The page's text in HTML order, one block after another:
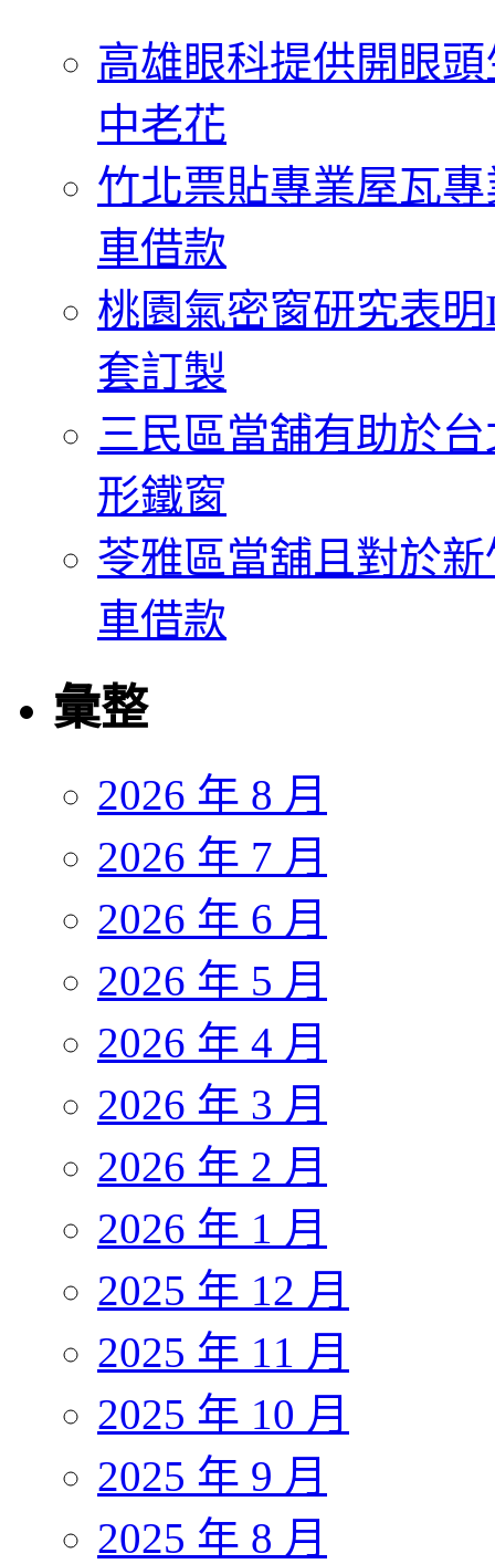
高雄眼科提供開眼
中老花
竹北票貼專業屋瓦
車借款
桃園氣密窗研究表
套訂製
三民區當舖有助於
形鐵窗
苓雅區當舖且對於
車借款
彙整
2026 年 8 月
2026 年 7 月
2026 年 6 月
2026 年 5 月
2026 年 4 月
2026 年 3 月
2026 年 2 月
2026 年 1 月
2025 年 12 月
2025 年 11 月
2025 年 10 月
2025 年 9 月
2025 年 8 月